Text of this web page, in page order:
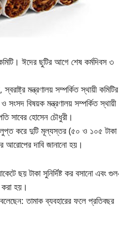
ঈদের ছুটির আগে শেষ কর্মদিবস ৩
মন্ত্রণালয় সম্পর্কিত স্থায়ী কমিটির
বিষয়ক মন্ত্রণালয় সম্পর্কিত স্থায়ী
সাবের হোসেন চৌধুরী।
করে দুটি মূল্যস্তর (৫০ ও ১০৫ টাকা
আরোপের দাবি জানানো হয়।
ছয় টাকা সুনির্দিষ্ট কর বসানো এবং
করা হয়।
তামাক ব্যবহারের ফলে প্রতিবছর